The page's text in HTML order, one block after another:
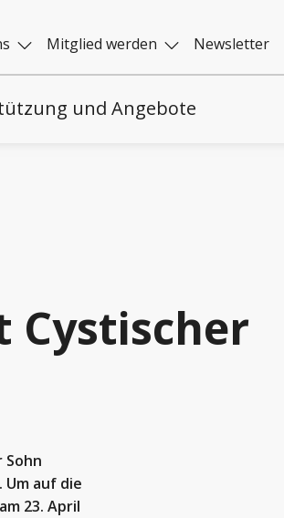
Mitglied werden Newsletter
und Angebote
Cystischer
auf die
23. April